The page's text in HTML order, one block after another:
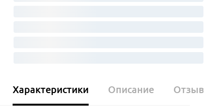
Характеристики Описание Отзывы